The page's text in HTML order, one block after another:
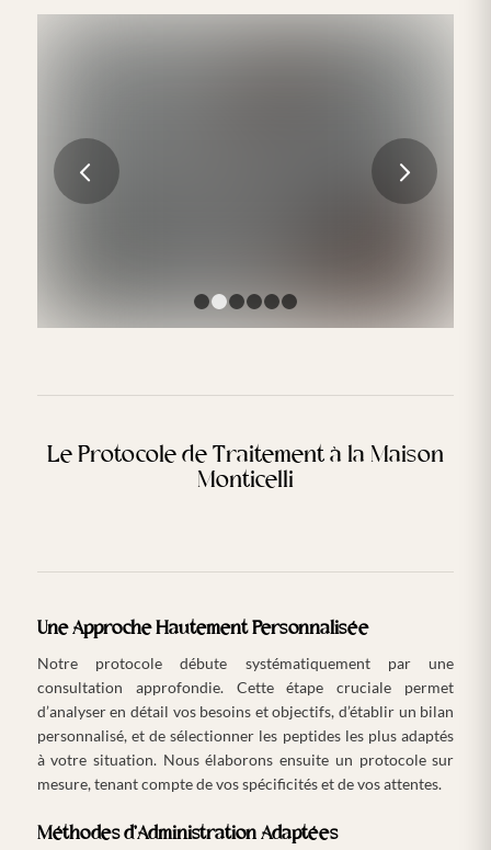
Le Protocole de Traitement à la Maison
Monticelli
Une Approche Hautement Personnalisée
Notre protocole débute systématiquement par une
consultation approfondie. Cette étape cruciale permet
d’analyser en détail vos besoins et objectifs, d’établir un bilan
personnalisé, et de sélectionner les peptides les plus adaptés
à votre situation. Nous élaborons ensuite un protocole sur
mesure, tenant compte de vos spécificités et de vos attentes.
Méthodes d’Administration Adaptées